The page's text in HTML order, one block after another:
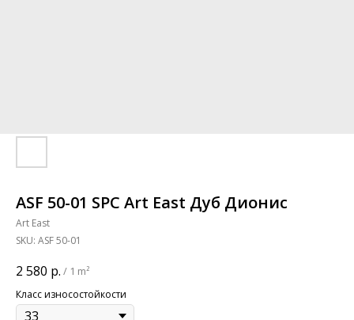
ASF 50-01 SPC Art East Дуб Дионис
Art East
SKU: ASF 50-01
2 580 р. / 1 m²
Класс износостойкости